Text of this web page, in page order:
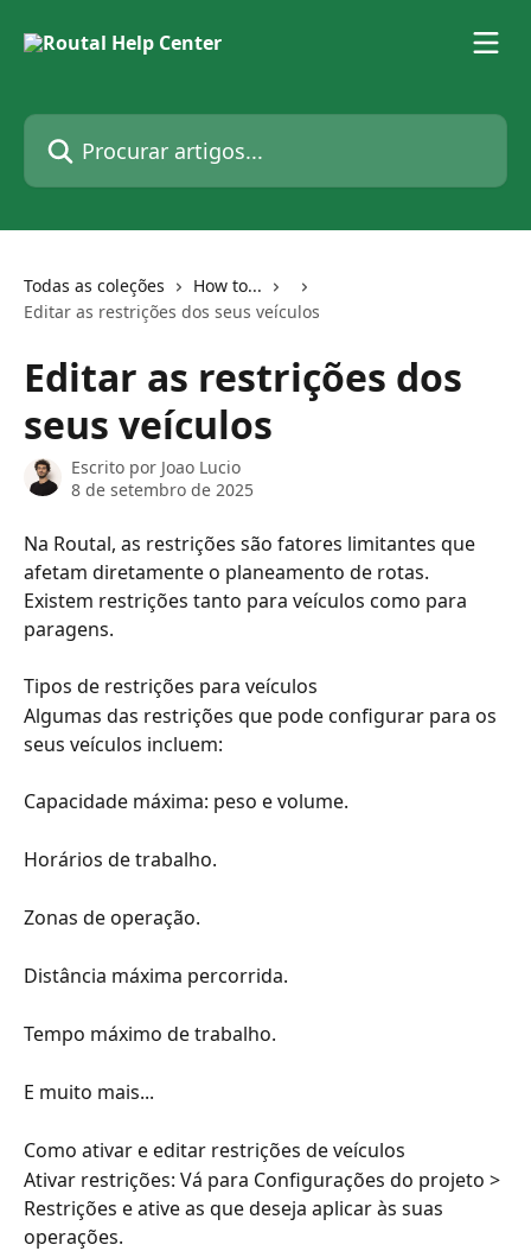
Procurar artigos...
Todas as coleções
How to...
Editar as restrições dos seus veículos
Editar as restrições dos
seus veículos
Escrito por Joao Lucio
8 de setembro de 2025
Na Routal, as restrições são fatores limitantes que
afetam diretamente o planeamento de rotas.
Existem restrições tanto para veículos como para
paragens.
Tipos de restrições para veículos
Algumas das restrições que pode configurar para os
seus veículos incluem:
Capacidade máxima: peso e volume.
Horários de trabalho.
Zonas de operação.
Distância máxima percorrida.
Tempo máximo de trabalho.
E muito mais...
Como ativar e editar restrições de veículos
Ativar restrições: Vá para Configurações do projeto >
Restrições e ative as que deseja aplicar às suas
operações.